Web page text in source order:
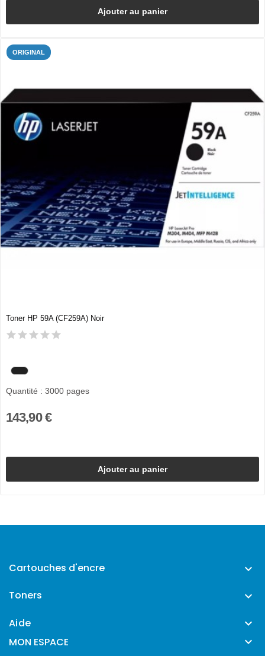
Ajouter au panier
ORIGINAL
Toner HP 59A (CF259A) Noir
Quantité : 3000 pages
143,90 €
Ajouter au panier
Cartouches d'encre 
Toners 
Aide 
MON ESPACE 